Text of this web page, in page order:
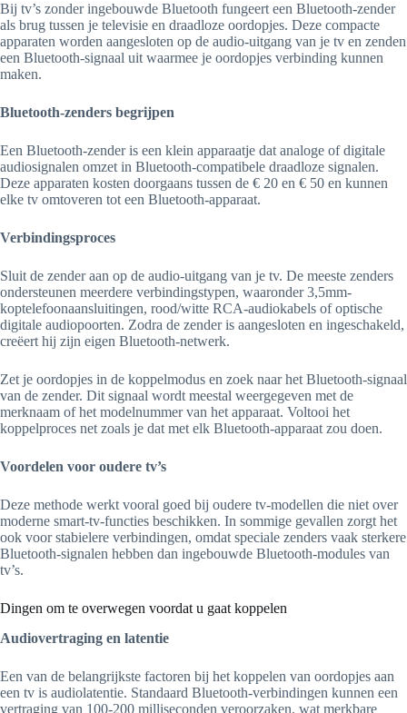
Bij tv’s zonder ingebouwde Bluetooth fungeert een Bluetooth-zender
als brug tussen je televisie en draadloze oordopjes. Deze compacte
apparaten worden aangesloten op de audio-uitgang van je tv en zenden
een Bluetooth-signaal uit waarmee je oordopjes verbinding kunnen
maken.
Bluetooth-zenders begrijpen
Een Bluetooth-zender is een klein apparaatje dat analoge of digitale
audiosignalen omzet in Bluetooth-compatibele draadloze signalen.
Deze apparaten kosten doorgaans tussen de € 20 en € 50 en kunnen
elke tv omtoveren tot een Bluetooth-apparaat.
Verbindingsproces
Sluit de zender aan op de audio-uitgang van je tv. De meeste zenders
ondersteunen meerdere verbindingstypen, waaronder 3,5mm-
koptelefoonaansluitingen, rood/witte RCA-audiokabels of optische
digitale audiopoorten. Zodra de zender is aangesloten en ingeschakeld,
creëert hij zijn eigen Bluetooth-netwerk.
Zet je oordopjes in de koppelmodus en zoek naar het Bluetooth-signaal
van de zender. Dit signaal wordt meestal weergegeven met de
merknaam of het modelnummer van het apparaat. Voltooi het
koppelproces net zoals je dat met elk Bluetooth-apparaat zou doen.
Voordelen voor oudere tv’s
Deze methode werkt vooral goed bij oudere tv-modellen die niet over
moderne smart-tv-functies beschikken. In sommige gevallen zorgt het
ook voor stabielere verbindingen, omdat speciale zenders vaak sterkere
Bluetooth-signalen hebben dan ingebouwde Bluetooth-modules van
tv’s.
Dingen om te overwegen voordat u gaat koppelen
Audiovertraging en latentie
Een van de belangrijkste factoren bij het koppelen van oordopjes aan
een tv is audiolatentie. Standaard Bluetooth-verbindingen kunnen een
vertraging van 100-200 milliseconden veroorzaken, wat merkbare